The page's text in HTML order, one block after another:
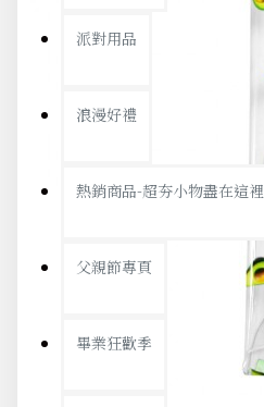
派對用品
浪漫好禮
熱銷商品-超夯小物盡在這裡
父親節專頁
畢業狂歡季